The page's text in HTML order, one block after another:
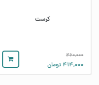
کرست
۴۶۰,۰۰۰
۴۱۴,۰۰۰ تومان